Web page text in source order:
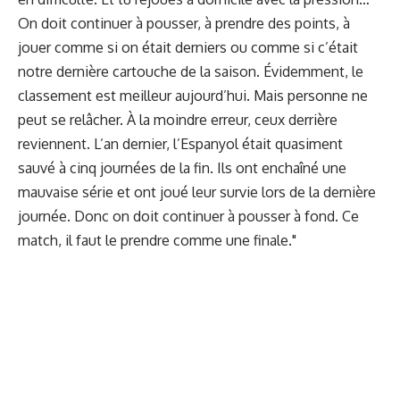
On doit continuer à pousser, à prendre des points, à
jouer comme si on était derniers ou comme si c’était
notre dernière cartouche de la saison. Évidemment, le
classement est meilleur aujourd’hui. Mais personne ne
peut se relâcher. À la moindre erreur, ceux derrière
reviennent. L’an dernier, l’Espanyol était quasiment
sauvé à cinq journées de la fin. Ils ont enchaîné une
mauvaise série et ont joué leur survie lors de la dernière
journée. Donc on doit continuer à pousser à fond. Ce
match, il faut le prendre comme une finale."